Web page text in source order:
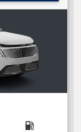
local_gas_station